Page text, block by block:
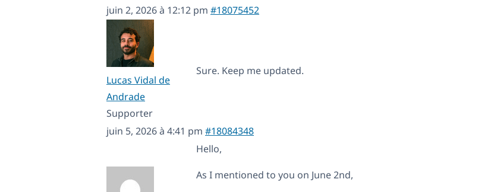
juin 2, 2026 à 12:12 pm #18075452
Lucas Vidal de
Andrade
Supporter
Sure. Keep me updated.
juin 5, 2026 à 4:41 pm #18084348
Hello,
As I mentioned to you on June 2nd,